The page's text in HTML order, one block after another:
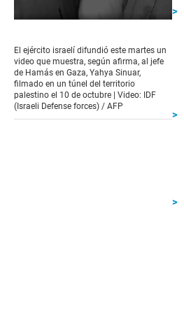
of
47
seconds
El ejército israelí difundió este martes un
video que muestra, según afirma, al jefe
de Hamás en Gaza, Yahya Sinuar,
filmado en un túnel del territorio
palestino el 10 de octubre | Video: IDF
(Israeli Defense forces) / AFP